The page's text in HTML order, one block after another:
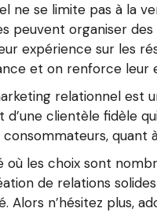
ne se limite pas à la
peuvent organiser
expérience sur les
et on renforce leur
relationnel est
clientèle fidèle
quant
où les choix sont
de relations
Alors n’hésitez plus,